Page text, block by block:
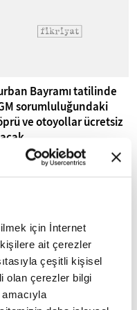
için İnternet
ait çerezler
çeşitli kişisel
olan çerezler bilgi
Bayramı tatilinde
sorumluluğundaki
ve otoyollar ücretsiz
Bayramı tatili nedeniyle
Genel Müdürlüğü
sorumluluğundaki